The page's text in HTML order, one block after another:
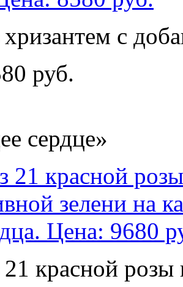
хризантем с
руб.
сердце»
21 красной